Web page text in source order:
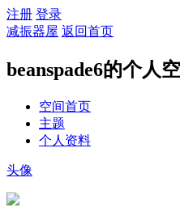
注册 登录
减振器屋 返回首页
beanspade6的个人
空间首页
主题
个人资料
头像